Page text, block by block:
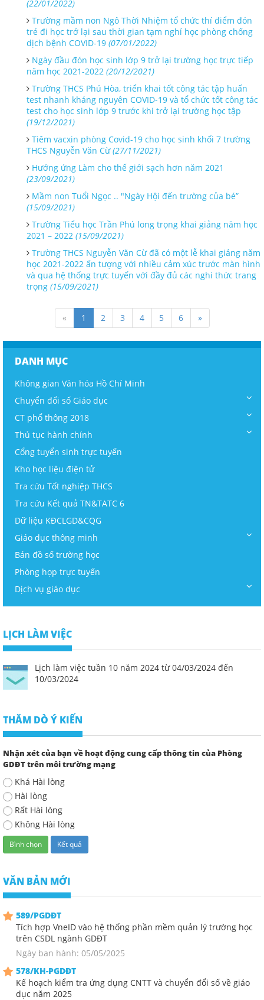
(22/01/2022)
Trường mầm non Ngô Thời Nhiệm tổ chức thí điểm đón
trẻ đi học trở lại sau thời gian tạm nghỉ học phòng chống
dịch bệnh COVID-19 (07/01/2022)
Ngày đầu đón học sinh lớp 9 trở lại trường học trực tiếp
năm học 2021-2022 (20/12/2021)
Trường THCS Phú Hòa, triển khai tốt công tác tập huấn
test nhanh kháng nguyên COVID-19 và tổ chức tốt công tác
test cho học sinh lớp 9 trước khi trở lại trường học tập
(19/12/2021)
Tiêm vacxin phòng Covid-19 cho học sinh khối 7 trường
THCS Nguyễn Văn Cừ(27/11/2021)
Hướng ứng Làm cho thế giới sạch hơn năm 2021
(23/09/2021)
Mầm non Tuổi Ngọc .. "Ngày Hội đến trường của bé”
(15/09/2021)
Trường Tiểu học Trần Phú long trọng khai giảng năm học
2021 – 2022 (15/09/2021)
Trường THCS Nguyễn Văn Cừ đã có một lễ khai giảng năm
học 2021-2022 ấn tượng với nhiều cảm xúc trước màn hình
và qua hệ thống trực tuyến với đầy đủ các nghi thức trang
trọng (15/09/2021)
« 1 2 3 4 5 6 »
DANH MỤC
Không gian Văn hóa Hồ Chí Minh
Chuyển đổi số Giáo dục
CT phổ thông 2018
Thủ tục hành chính
Cổng tuyển sinh trực tuyến
Kho học liệu điện tử
Tra cứu Tốt nghiệp THCS
Tra cứu Kết quả TN&TATC 6
Dữ liệu KĐCLGD&CQG
Giáo dục thông minh
Bản đồ số trường học
Phòng họp trực tuyến
Dịch vụ giáo dục
LỊCH LÀM VIỆC
Lịch làm việc tuần 10 năm 2024 từ 04/03/2024 đến
10/03/2024
THĂM DÒ Ý KIẾN
Nhận xét của bạn về hoạt động cung cấp thông tin của Phòng
GDĐT trên môi trường mạng
Khá Hài lòng
Hài lòng
Rất Hài lòng
Không Hài lòng
VĂN BẢN MỚI
589/PGDĐT
Tích hợp VneID vào hệ thống phần mềm quản lý trường học
trên CSDL ngành GDĐT
Ngày ban hành: 05/05/2025
578/KH-PGDĐT
Kế hoạch kiểm tra ứng dụng CNTT và chuyển đổi số về giáo
dục năm 2025